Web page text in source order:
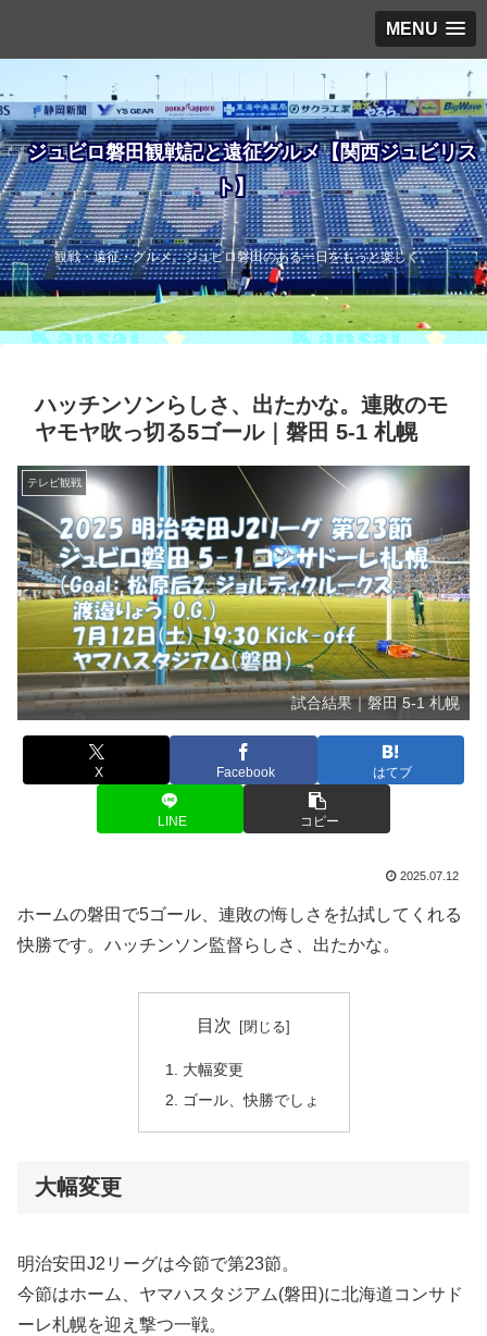
MENU
ジュビロ磐田観戦記と遠征グルメ【関西ジュビリス
ト】
観戦・遠征・グルメ。ジュビロ磐田のある一日をもっと楽しく。
ハッチンソンらしさ、出たかな。連敗のモ
ヤモヤ吹っ切る5ゴール｜磐田 5-1 札幌
テレビ観戦
試合結果｜磐田 5-1 札幌
X Facebook はてブ
LINE コピー
2025.07.12
ホームの磐田で5ゴール、連敗の悔しさを払拭してくれる
快勝です。ハッチンソン監督らしさ、出たかな。
目次
大幅変更
ゴール、快勝でしょ
大幅変更
明治安田J2リーグは今節で第23節。
今節はホーム、ヤマハスタジアム(磐田)に北海道コンサド
ーレ札幌を迎え撃つ一戦。